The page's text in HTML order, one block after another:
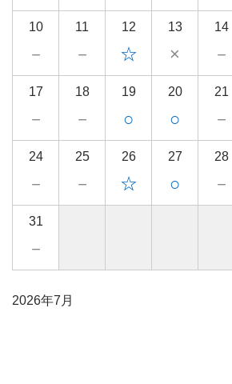
10
－
11
－
12
☆
13
×
14
－
17
－
18
－
19
○
20
○
21
－
24
－
25
－
26
☆
27
○
28
－
31
－
2026年7月